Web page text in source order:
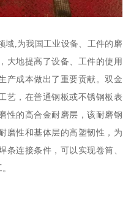
域,为我国工业设备、工件的磨
大地提高了设备、工件的使用
产成本做出了重要贡献。双金
艺，在普通钢板或不锈钢板表
性的高合金耐磨层，该耐磨钢
磨性和基体层的高塑韧性，为
条连接条件，可以实现卷筒、